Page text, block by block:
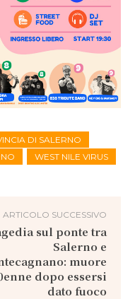
DI SALERNO
WEST NILE VIRUS
ARTICOLO SUCCESSIVO
sul ponte tra
Salerno e
muore
dopo essersi
dato fuoco